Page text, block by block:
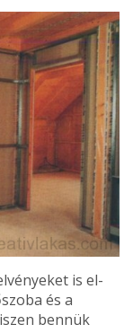
is el­
és a
bennük